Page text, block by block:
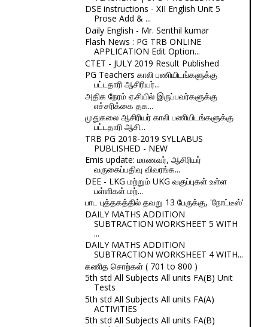
DSE instructions - XII English Unit 5
Prose Add & ...
Daily English - Mr. Senthil kumar
Flash News : PG TRB ONLINE
APPLICATION Edit Option...
CTET - JULY 2019 Result Published
PG Teachers காலி பணியிடங்களுக்கு
பட்டதாரி ஆசிரியர்...
அதிக நேரம் ஏ.சியில் இருப்பவர்களுக்கு
எச்சரிக்கை தக...
முதுகலை ஆசிரியர் காலி பணியிடங்களுக்கு
பட்டதாரி ஆசி...
TRB PG 2018-2019 SYLLABUS
PUBLISHED - NEW
Emis update: மாணவர், ஆசிரியர்
வருகைப்பதிவு விவரங்க...
DEE - LKG மற்றும் UKG வகுப்புகள் உள்ள
பள்ளிகள் மற்...
பாட புத்தகத்தில் தவறு 13 பேருக்கு, 'நோட்டீஸ்'
DAILY MATHS ADDITION
SUBTRACTION WORKSHEET 5 WITH
...
DAILY MATHS ADDITION
SUBTRACTION WORKSHEET 4 WITH...
கணித சொற்கள் ( 701 to 800 )
5th std All Subjects All units FA(B) Unit
Tests
5th std All Subjects All units FA(A)
ACTIVITIES
5th std All Subjects All units FA(B)